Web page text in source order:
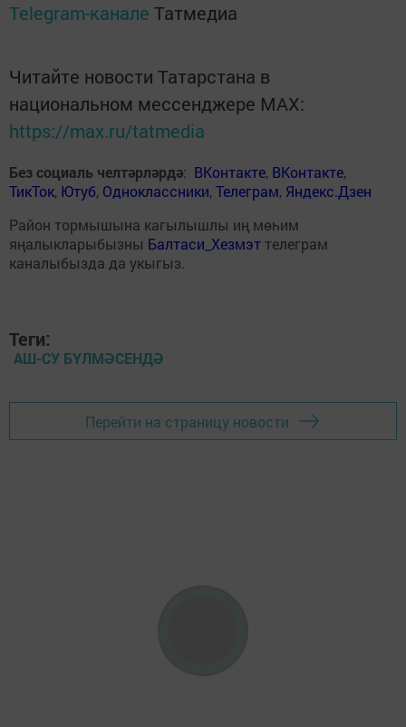
Telegram-канале Татмедиа
Читайте новости Татарстана в
национальном мессенджере MАХ:
https://max.ru/tatmedia
Без социаль челтәрләрдә: ВКонтакте, ВКонтакте,
ТикТок, Ютуб, Одноклассники,Телеграм, Яндекс.Дзен
Район тормышына кагылышлы иң мөһим
яңалыкларыбызны Балтаси_Хезмэт телеграм
каналыбызда да укыгыз.
Теги:
АШ-СУ БҮЛМӘСЕНДӘ
Перейти на страницу новости